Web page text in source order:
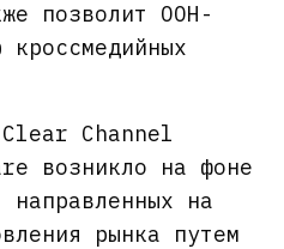
позволит OOH-
Channel
возникло на фоне
направленных на
рынка путем